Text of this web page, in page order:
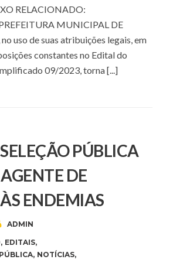
RELACIONADO:
MUNICIPAL DE
uso de suas atribuições legais, em
constantes no Edital do
09/2023, torna [...]
PÚBLICA
DE
ENDEMIAS
ADMIN
, EDITAIS,
, NOTÍCIAS,